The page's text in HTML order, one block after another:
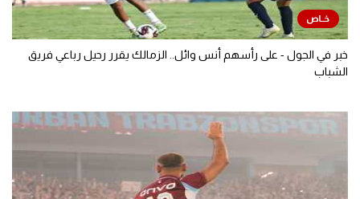
خبر في الجول - على رأسهم أنس وائل.. الزمالك يقرر رحيل رباعي فريق
الشباب